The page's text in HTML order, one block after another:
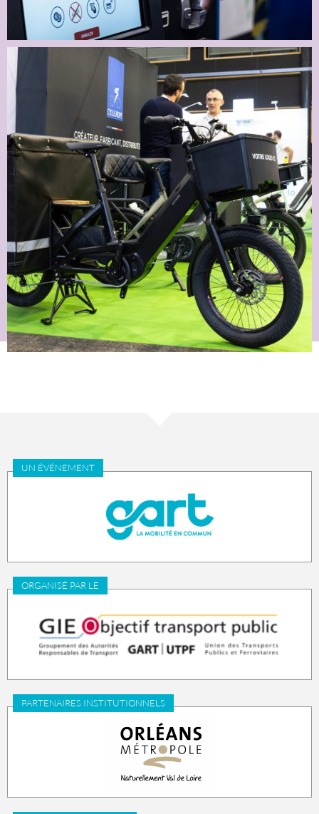
UN ÉVÉNEMENT
ORGANISÉ PAR LE
PARTENAIRES INSTITUTIONNELS